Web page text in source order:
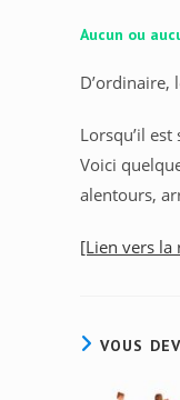
Aucun ou
Lorsqu’il est
Voici
alentours,
[Lien vers la
VOUS